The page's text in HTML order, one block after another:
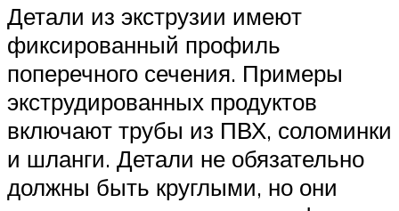
Детали из экструзии имеют
фиксированный профиль
поперечного сечения. Примеры
экструдированных продуктов
включают трубы из ПВХ, соломинки
и шланги. Детали не обязательно
должны быть круглыми, но они